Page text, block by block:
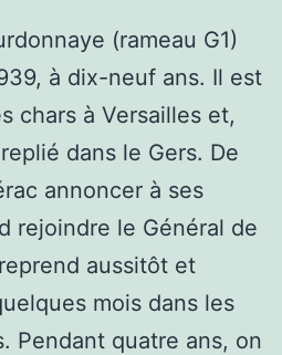
(rameau G1)
à dix-neuf ans. Il est
chars à Versailles et,
dans le Gers. De
annoncer à ses
rejoindre le Général de
aussitôt et
mois dans les
Pendant quatre ans, on